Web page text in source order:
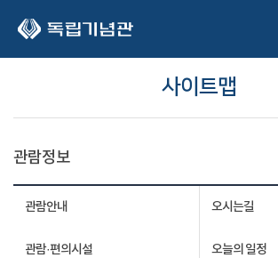
사이트맵
관람정보
관람안내 오시는길
관람·편의시설 오늘의 일정